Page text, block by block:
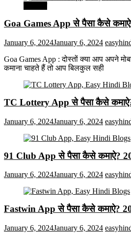
Goa Games App से पैसा कैसे
January 6, 2024January 6, 2024
Goa Games App : दोस्तों क्या आप अपने
कमाना चाहते हैं तो आप बिलकुल सही
TC Lottery App से पैसा कैसे
January 6, 2024January 6, 2024
91 Club App से पैसा कैसे कमाऐ?
January 6, 2024January 6, 2024
Fastwin App से पैसा कैसे कमाऐ?
January 6, 2024January 6, 2024